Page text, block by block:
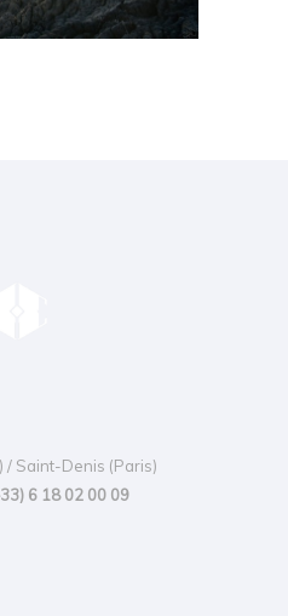
/ Saint-Denis (Paris)
6 18 02 00 09